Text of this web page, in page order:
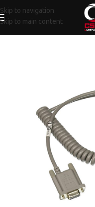
Skip to navigation
Skip to main content